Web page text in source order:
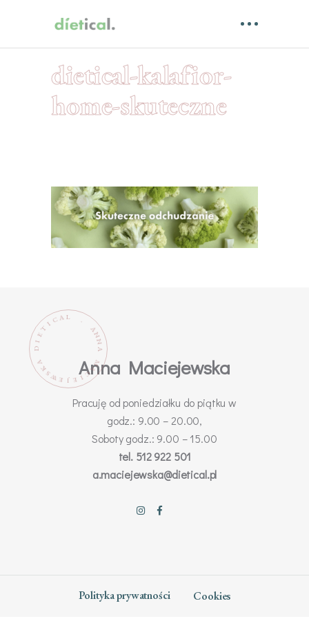
dietical-kalafior-
home-skuteczne
D
I
E
T
I C A L
A
N
N
A
M
A
C
I
E
J
E
W
S
K
A Anna Maciejewska
Pracuję od poniedziałku do piątku w
godz.: 9.00 – 20.00,
Soboty godz.: 9.00 – 15.00
tel. 512 922 501
a.maciejewska@dietical.pl
Polityka prywatności Cookies